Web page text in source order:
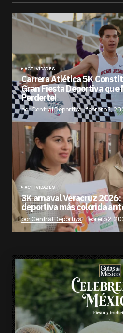
ACTIVIDADES
Carrera Atlética 5K
Gran Fiesta Deportiva que
Perderte!
por Central Deportiva febrero 3,
ACTIVIDADES
3K arnaval Veracruz 2026:
deportiva más colorida
por Central Deportiva febrero 2,